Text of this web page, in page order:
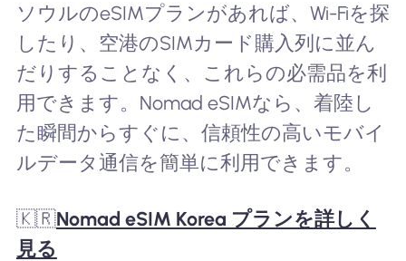
ソウルのeSIMプランがあれば、Wi-Fiを探
したり、空港のSIMカード購入列に並ん
だりすることなく、これらの必需品を利
用できます。Nomad eSIMなら、着陸し
た瞬間からすぐに、信頼性の高いモバイ
ルデータ通信を簡単に利用できます。
🇰🇷Nomad eSIM Korea プランを詳しく
見る